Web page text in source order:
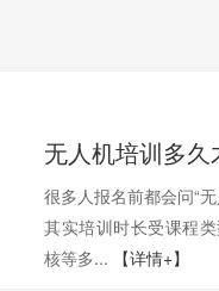
很多人报名前都会问“
其实培训时长受课程
核等多...
【详情+】